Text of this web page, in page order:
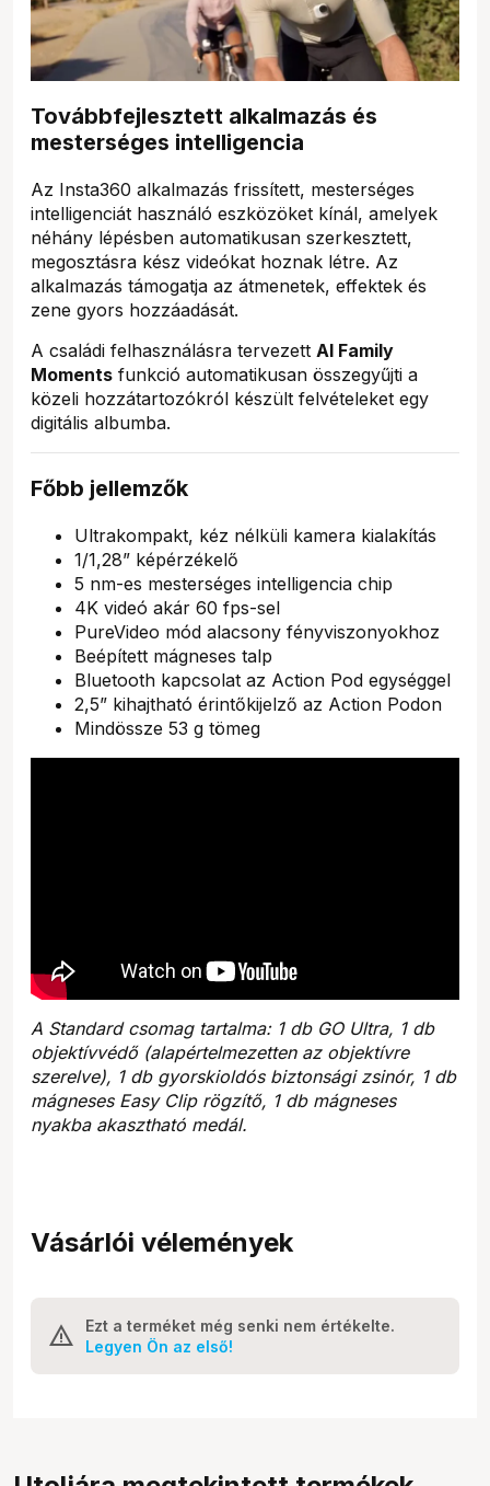
Továbbfejlesztett alkalmazás és
mesterséges intelligencia
Az Insta360 alkalmazás frissített, mesterséges
intelligenciát használó eszközöket kínál, amelyek
néhány lépésben automatikusan szerkesztett,
megosztásra kész videókat hoznak létre. Az
alkalmazás támogatja az átmenetek, effektek és
zene gyors hozzáadását.
A családi felhasználásra tervezett AI Family
Moments funkció automatikusan összegyűjti a
közeli hozzátartozókról készült felvételeket egy
digitális albumba.
Főbb jellemzők
Ultrakompakt, kéz nélküli kamera kialakítás
1/1,28” képérzékelő
5 nm-es mesterséges intelligencia chip
4K videó akár 60 fps-sel
PureVideo mód alacsony fényviszonyokhoz
Beépített mágneses talp
Bluetooth kapcsolat az Action Pod egységgel
2,5” kihajtható érintőkijelző az Action Podon
Mindössze 53 g tömeg
A Standard csomag tartalma: 1 db GO Ultra, 1 db
objektívvédő (alapértelmezetten az objektívre
szerelve), 1 db gyorskioldós biztonsági zsinór, 1 db
mágneses Easy Clip rögzítő, 1 db mágneses
nyakba akasztható medál.
Vásárlói vélemények
Ezt a terméket még senki nem értékelte.
Legyen Ön az első!